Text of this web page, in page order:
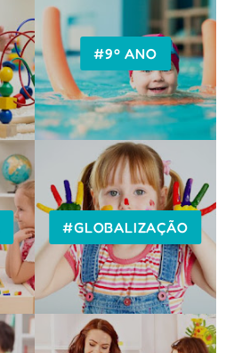
#9º ANO
#GLOBALIZAÇÃO